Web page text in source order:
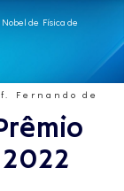
Nobel de Física de
Fernando de